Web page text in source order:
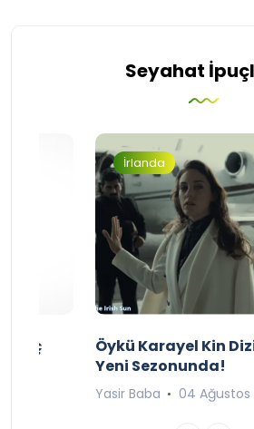
Seyahat
Maç
İrlanda
Öykü Karayel Kin
Yeni Sezonunda!
Yasir Baba 04 Ağustos